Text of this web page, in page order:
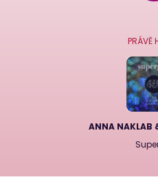
PRÁVĚ
ANNA NAKLAB